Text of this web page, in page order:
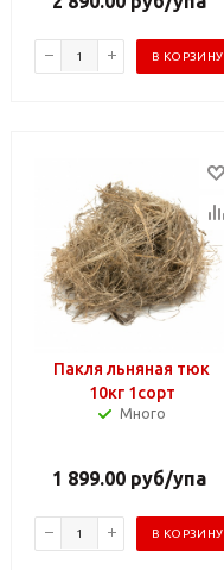
В КОРЗИНУ
Пакля льняная тюк
10кг 1сорт
Много
1 899.00 руб/упа
В КОРЗИНУ